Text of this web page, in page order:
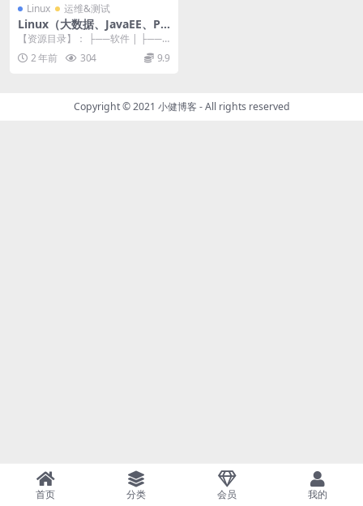
Linux 运维&测试
Linux（大数据、JavaEE、Py
thon通用版）
【资源目录】： ├──软件 | ├──a
pache-tomcat-7.0.70....
2 年前 304 9.9
Copyright © 2021 小健博客 - All rights reserved
首页 分类 会员 我的